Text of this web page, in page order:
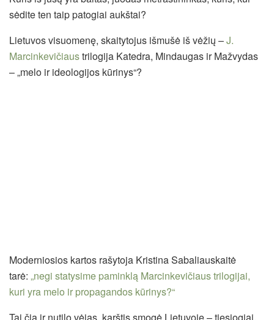
sėdite ten taip patogiai aukštai?
Lietuvos visuomenę, skaitytojus išmušė iš vėžių –J.
Marcinkevičiaustrilogija Katedra, Mindaugas ir Mažvydas
– „melo ir ideologijos kūrinys“?
Moderniosios kartos rašytoja Kristina Sabaliauskaitė
tarė: „negi statysime paminklą Marcinkevičiaus trilogijai,
kuri yra melo ir propagandos kūrinys?“